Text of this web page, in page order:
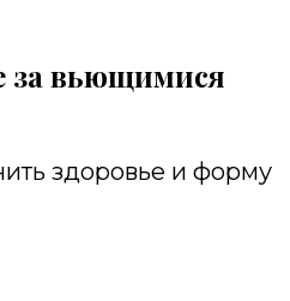
за вьющимися
здоровье и форму